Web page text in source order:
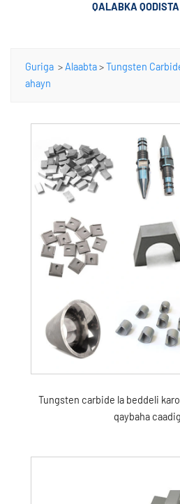
QALABKA
Guriga > Alaabta>Tungsten
ahayn
Tungsten carbide la beddeli
qaybaha